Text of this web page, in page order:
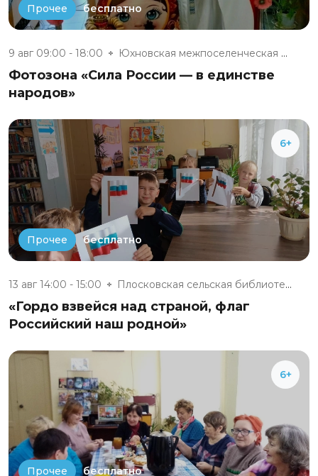
Прочее бесплатно
9 авг 09:00 - 18:00 Юхновская межпоселенческая биб...
Фотозона «Сила России — в единстве
народов»
6+
Прочее бесплатно
13 авг 14:00 - 15:00 Плосковская сельская библиотек...
«Гордо взвейся над страной, флаг
Российский наш родной»
6+
Прочее бесплатно